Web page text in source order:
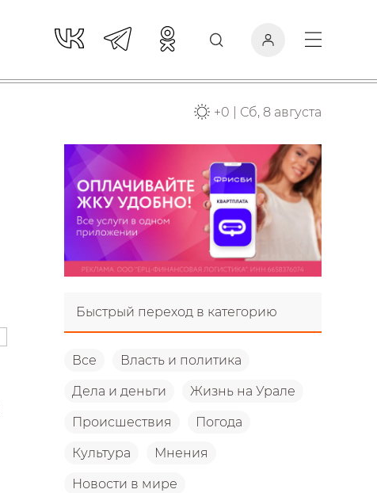
+0 Сб, 8 августа
Быстрый переход в категорию
Все Власть и политика
Дела и деньги Жизнь на Урале
Происшествия Погода
Культура Мнения
Новости в мире